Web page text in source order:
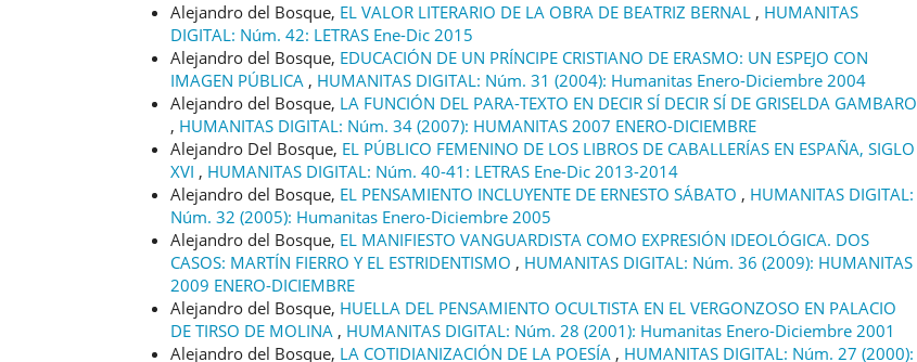
Alejandro del Bosque, EL VALOR LITERARIO DE LA OBRA DE BEATRIZ BERNAL , HUMANITAS
DIGITAL: Núm. 42: LETRAS Ene-Dic 2015
Alejandro del Bosque, EDUCACIÓN DE UN PRÍNCIPE CRISTIANO DE ERASMO: UN ESPEJO CON
IMAGEN PÚBLICA , HUMANITAS DIGITAL: Núm. 31 (2004): Humanitas Enero-Diciembre 2004
Alejandro del Bosque, LA FUNCIÓN DEL PARA-TEXTO EN DECIR SÍ DECIR SÍ DE GRISELDA GAMBARO
, HUMANITAS DIGITAL: Núm. 34 (2007): HUMANITAS 2007 ENERO-DICIEMBRE
Alejandro Del Bosque, EL PÚBLICO FEMENINO DE LOS LIBROS DE CABALLERÍAS EN ESPAÑA, SIGLO
XVI , HUMANITAS DIGITAL: Núm. 40-41: LETRAS Ene-Dic 2013-2014
Alejandro del Bosque, EL PENSAMIENTO INCLUYENTE DE ERNESTO SÁBATO , HUMANITAS DIGITAL:
Núm. 32 (2005): Humanitas Enero-Diciembre 2005
Alejandro del Bosque, EL MANIFIESTO VANGUARDISTA COMO EXPRESIÓN IDEOLÓGICA. DOS
CASOS: MARTÍN FIERRO Y EL ESTRIDENTISMO , HUMANITAS DIGITAL: Núm. 36 (2009): HUMANITAS
2009 ENERO-DICIEMBRE
Alejandro del Bosque, HUELLA DEL PENSAMIENTO OCULTISTA EN EL VERGONZOSO EN PALACIO
DE TIRSO DE MOLINA , HUMANITAS DIGITAL: Núm. 28 (2001): Humanitas Enero-Diciembre 2001
Alejandro del Bosque, LA COTIDIANIZACIÓN DE LA POESÍA , HUMANITAS DIGITAL: Núm. 27 (2000):